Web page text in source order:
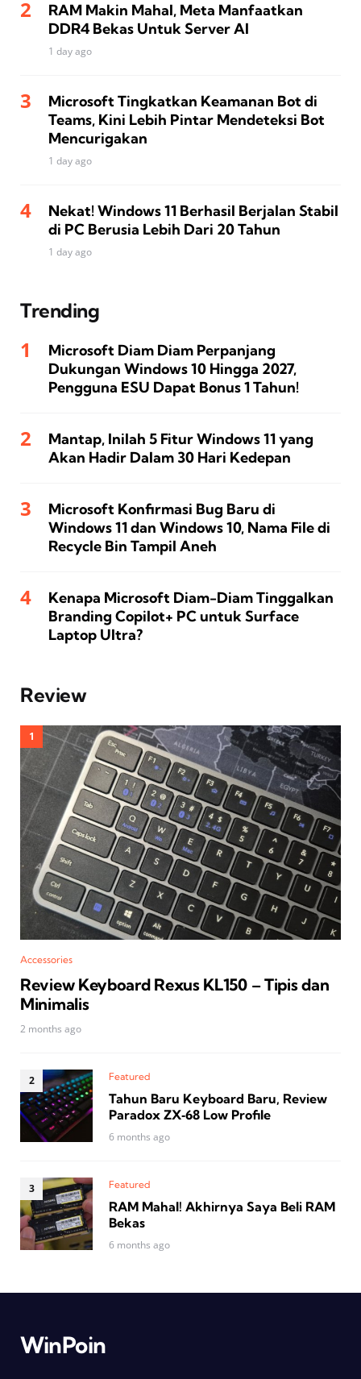
RAM Makin Mahal, Meta Manfaatkan
DDR4 Bekas Untuk Server AI
1 day ago
Microsoft Tingkatkan Keamanan Bot di
Teams, Kini Lebih Pintar Mendeteksi Bot
Mencurigakan
1 day ago
Nekat! Windows 11 Berhasil Berjalan Stabil
di PC Berusia Lebih Dari 20 Tahun
1 day ago
Trending
Microsoft Diam Diam Perpanjang
Dukungan Windows 10 Hingga 2027,
Pengguna ESU Dapat Bonus 1 Tahun!
Mantap, Inilah 5 Fitur Windows 11 yang
Akan Hadir Dalam 30 Hari Kedepan
Microsoft Konfirmasi Bug Baru di
Windows 11 dan Windows 10, Nama File di
Recycle Bin Tampil Aneh
Kenapa Microsoft Diam-Diam Tinggalkan
Branding Copilot+ PC untuk Surface
Laptop Ultra?
Review
Accessories
Review Keyboard Rexus KL150 – Tipis dan
Minimalis
2 months ago
Featured
Tahun Baru Keyboard Baru, Review
Paradox ZX‑68 Low Profile
6 months ago
Featured
RAM Mahal! Akhirnya Saya Beli RAM
Bekas
6 months ago
WinPoin